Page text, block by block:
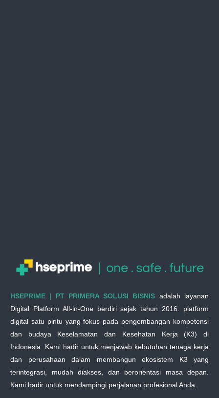
HSEPRIME | PT PRIMERA SOLUSI BISNIS adalah layanan
Digital Platform All-in-One berdiri sejak tahun 2016. platform
digital satu pintu yang fokus pada pengembangan kompetensi
dan budaya Keselamatan dan Kesehatan Kerja (K3) di
Indonesia. Kami hadir untuk menjawab kebutuhan tenaga kerja
dan perusahaan dalam membangun ekosistem K3 yang
terintegrasi, mudah diakses, dan berorientasi masa depan.
Kami hadir untuk mendampingi perjalanan profesional Anda.